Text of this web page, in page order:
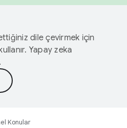
dile çevirmek için
Yapay zeka
Konular